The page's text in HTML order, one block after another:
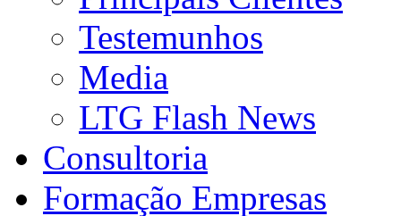
Testemunhos
Media
LTG Flash News
Consultoria
Formação Empresas